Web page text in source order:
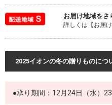
お届け地域をさ
詳しくは【お届
2025イオンの冬の贈りものにつ
●承り期間：12月24日（水）